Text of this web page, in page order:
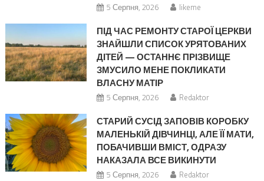
5 Серпня, 2026 likeme
ПІД ЧАС РЕМОНТУ СТАРОЇ ЦЕРКВИ
ЗНАЙШЛИ СПИСОК УРЯТОВАНИХ
ДІТЕЙ — ОСТАННЄ ПРІЗВИЩЕ
ЗМУСИЛО МЕНЕ ПОКЛИКАТИ
ВЛАСНУ МАТІР
5 Серпня, 2026 Redaktor
СТАРИЙ СУСІД ЗАПОВІВ КОРОБКУ
МАЛЕНЬКІЙ ДІВЧИНЦІ, АЛЕ ЇЇ МАТИ,
ПОБАЧИВШИ ВМІСТ, ОДРАЗУ
НАКАЗАЛА ВСЕ ВИКИНУТИ
5 Серпня, 2026 Redaktor